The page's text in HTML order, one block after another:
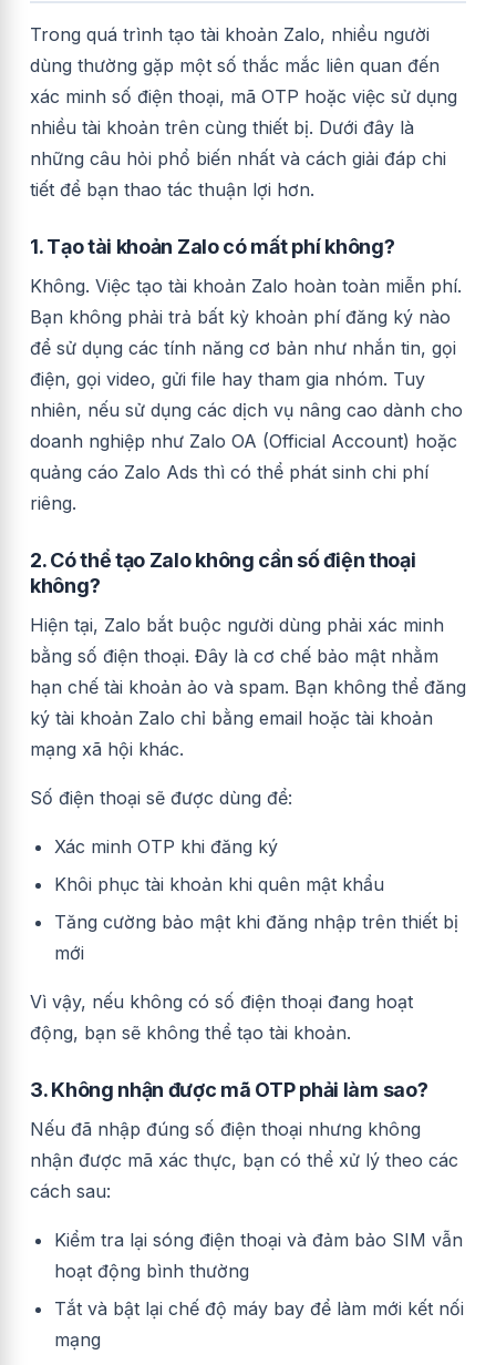
Trong quá trình tạo tài khoản Zalo, nhiều người
dùng thường gặp một số thắc mắc liên quan đến
xác minh số điện thoại, mã OTP hoặc việc sử dụng
nhiều tài khoản trên cùng thiết bị. Dưới đây là
những câu hỏi phổ biến nhất và cách giải đáp chi
tiết để bạn thao tác thuận lợi hơn.
1. Tạo tài khoản Zalo có mất phí không?
Không. Việc tạo tài khoản Zalo hoàn toàn miễn phí.
Bạn không phải trả bất kỳ khoản phí đăng ký nào
để sử dụng các tính năng cơ bản như nhắn tin, gọi
điện, gọi video, gửi file hay tham gia nhóm. Tuy
nhiên, nếu sử dụng các dịch vụ nâng cao dành cho
doanh nghiệp như Zalo OA (Official Account) hoặc
quảng cáo Zalo Ads thì có thể phát sinh chi phí
riêng.
2. Có thể tạo Zalo không cần số điện thoại
không?
Hiện tại, Zalo bắt buộc người dùng phải xác minh
bằng số điện thoại. Đây là cơ chế bảo mật nhằm
hạn chế tài khoản ảo và spam. Bạn không thể đăng
ký tài khoản Zalo chỉ bằng email hoặc tài khoản
mạng xã hội khác.
Số điện thoại sẽ được dùng để:
Xác minh OTP khi đăng ký
Khôi phục tài khoản khi quên mật khẩu
Tăng cường bảo mật khi đăng nhập trên thiết bị
mới
Vì vậy, nếu không có số điện thoại đang hoạt
động, bạn sẽ không thể tạo tài khoản.
3. Không nhận được mã OTP phải làm sao?
Nếu đã nhập đúng số điện thoại nhưng không
nhận được mã xác thực, bạn có thể xử lý theo các
cách sau:
Kiểm tra lại sóng điện thoại và đảm bảo SIM vẫn
hoạt động bình thường
Tắt và bật lại chế độ máy bay để làm mới kết nối
mạng